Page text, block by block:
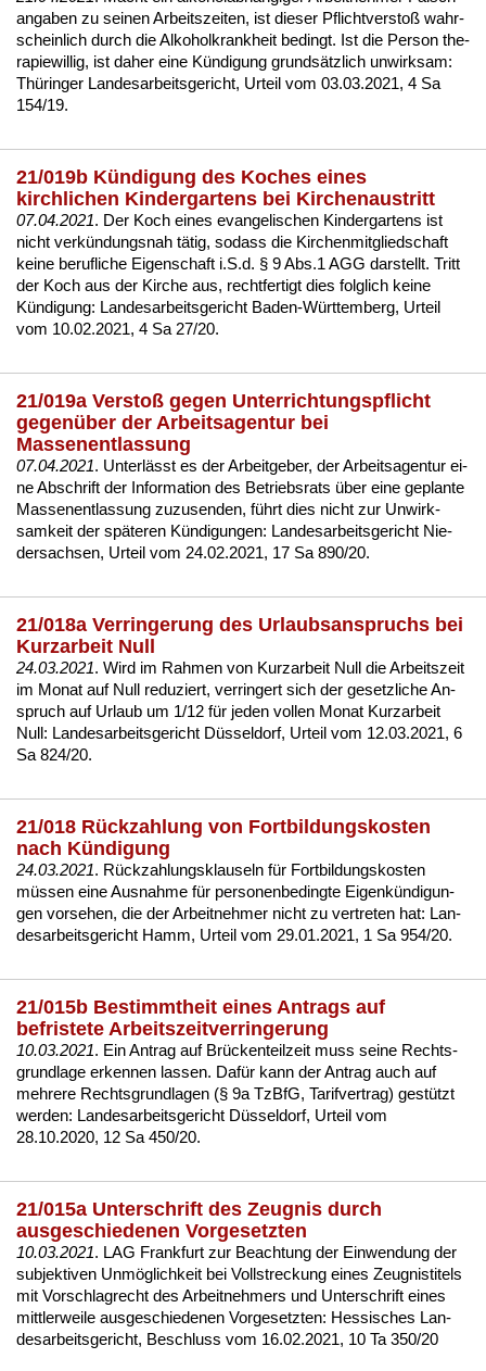
an­ga­ben zu sei­nen Ar­beits­zei­ten, ist die­ser Pflicht­ver­s­toß wahr­
schein­lich durch die Al­ko­hol­krank­heit be­dingt. Ist die Per­son the­
ra­pie­wil­lig, ist da­her ei­ne Kündi­gung grundsätz­lich un­wirk­sam:
Thürin­ger Lan­des­ar­beits­ge­richt, Ur­teil vom 03.03.2021, 4 Sa
154/19.
21/019b Kündigung des Koches eines
kirchlichen Kindergartens bei Kirchenaustritt
07.04.2021. Der Koch ei­nes evan­ge­li­schen Kin­der­gar­tens ist
nicht verkündungs­nah tätig, so­dass die Kir­chen­mit­glied­schaft
kei­ne be­ruf­li­che Ei­gen­schaft i.S.d. § 9 Abs.1 AGG dar­stellt. Tritt
der Koch aus der Kir­che aus, recht­fer­tigt dies folg­lich kei­ne
Kündi­gung: Lan­des­ar­beits­ge­richt Ba­den-Würt­tem­berg, Ur­teil
vom 10.02.2021, 4 Sa 27/20.
21/019a Verstoß gegen Unterrichtungspflicht
gegenüber der Arbeitsagentur bei
Massenentlassung
07.04.2021. Un­terlässt es der Ar­beit­ge­ber, der Ar­beits­agen­tur ei­
ne Ab­schrift der In­for­ma­ti­on des Be­triebs­rats über ei­ne ge­plan­te
Mas­sen­ent­las­sung zu­zu­sen­den, führt dies nicht zur Un­wirk­
sam­keit der späte­ren Kündi­gun­gen: Lan­des­ar­beits­ge­richt Nie­
der­sach­sen, Ur­teil vom 24.02.2021, 17 Sa 890/20.
21/018a Verringerung des Urlaubsanspruchs bei
Kurzarbeit Null
24.03.2021. Wird im Rah­men von Kurz­ar­beit Null die Ar­beits­zeit
im Mo­nat auf Null re­du­ziert, ver­rin­gert sich der ge­setz­li­che An­
spruch auf Ur­laub um 1/12 für je­den vol­len Mo­nat Kurz­ar­beit
Null: Lan­des­ar­beits­ge­richt Düssel­dorf, Ur­teil vom 12.03.2021, 6
Sa 824/20.
21/018 Rückzahlung von Fortbildungskosten
nach Kündigung
24.03.2021. Rück­zah­lungs­klau­seln für Fort­bil­dungs­kos­ten
müssen ei­ne Aus­nah­me für per­so­nen­be­ding­te Ei­genkündi­gun­
gen vor­se­hen, die der Ar­beit­neh­mer nicht zu ver­tre­ten hat: Lan­
des­ar­beits­ge­richt Hamm, Ur­teil vom 29.01.2021, 1 Sa 954/20.
21/015b Bestimmtheit eines Antrags auf
befristete Arbeitszeitverringerung
10.03.2021. Ein An­trag auf Brücken­teil­zeit muss sei­ne Rechts­
grund­la­ge er­ken­nen las­sen. Dafür kann der An­trag auch auf
meh­re­re Rechts­grund­la­gen (§ 9a Tz­B­fG, Ta­rif­ver­trag) gestützt
wer­den: Lan­des­ar­beits­ge­richt Düssel­dorf, Ur­teil vom
28.10.2020, 12 Sa 450/20.
21/015a Unterschrift des Zeugnis durch
ausgeschiedenen Vorgesetzten
10.03.2021. LAG Frank­furt zur Be­ach­tung der Ein­wen­dung der
sub­jek­ti­ven Unmöglich­keit bei Voll­stre­ckung ei­nes Zeug­nis­ti­tels
mit Vor­schlag­recht des Ar­beit­neh­mers und Un­ter­schrift ei­nes
mitt­ler­wei­le aus­ge­schie­de­nen Vor­ge­setz­ten: Hes­si­sches Lan­
des­ar­beits­ge­richt, Be­schluss vom 16.02.2021, 10 Ta 350/20